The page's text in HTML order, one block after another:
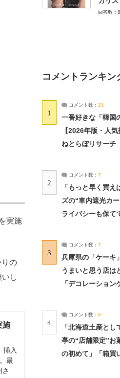
実施
の
し
施
挿入
最
回答数：
コメントランキン
1
コメント数： 21
一番好きな「韓国
【2026年版・人
ねとらぼリサーチ
2
コメント数： 7
「もっと早く買
ズの“車内遮光カ
ライバシーも保て
3
コメント数： 7
兵庫県の「ケー
うまいと思う店は
「デコレーション
4
コメント数： 5
「北海道土産と
亭の“店舗限定”
の初めて」「箱買